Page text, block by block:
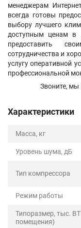
менеджерам
всегда готовы
выбору лучшего
доступным ценам в
предоставить
сотрудничества и
услугу оперативной
профессиональной
Звоните,
Характеристики
Масса, кг
Уровень шума, дБ
Тип компрессора
Режим работы
Типоразмер, тыс.
помещения)